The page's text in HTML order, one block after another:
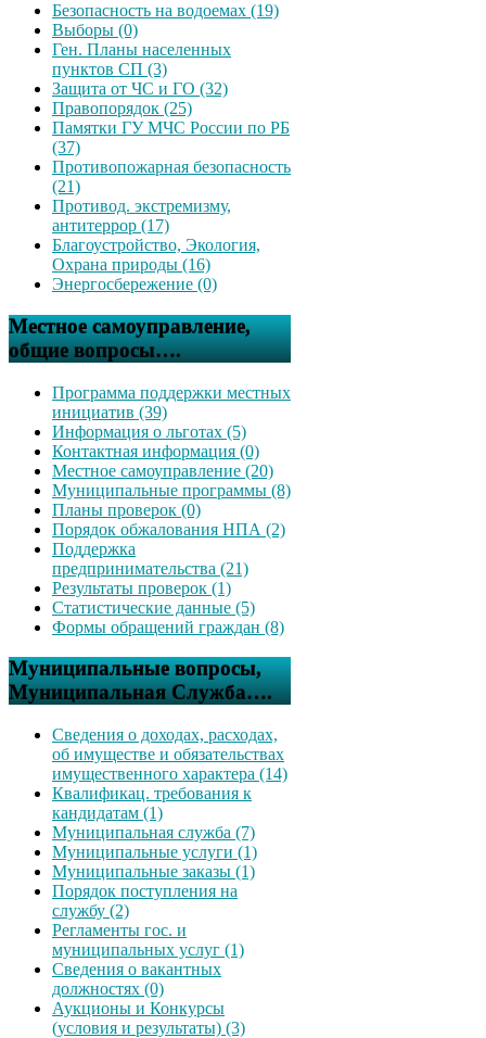
Безопасность на водоемах (19)
Выборы (0)
Ген. Планы населенных
пунктов СП (3)
Защита от ЧС и ГО (32)
Правопорядок (25)
Памятки ГУ МЧС России по РБ
(37)
Противопожарная безопасность
(21)
Противод. экстремизму,
антитеррор (17)
Благоустройство, Экология,
Охрана природы (16)
Энергосбережение (0)
Местное самоуправление,
общие вопросы….
Программа поддержки местных
инициатив (39)
Информация о льготах (5)
Контактная информация (0)
Местное самоуправление (20)
Муниципальные программы (8)
Планы проверок (0)
Порядок обжалования НПА (2)
Поддержка
предпринимательства (21)
Результаты проверок (1)
Статистические данные (5)
Формы обращений граждан (8)
Муниципальные вопросы,
Муниципальная Служба….
Сведения о доходах, расходах,
об имуществе и обязательствах
имущественного характера (14)
Квалификац. требования к
кандидатам (1)
Муниципальная служба (7)
Муниципальные услуги (1)
Муниципальные заказы (1)
Порядок поступления на
службу (2)
Регламенты гос. и
муниципальных услуг (1)
Сведения о вакантных
должностях (0)
Аукционы и Конкурсы
(условия и результаты) (3)